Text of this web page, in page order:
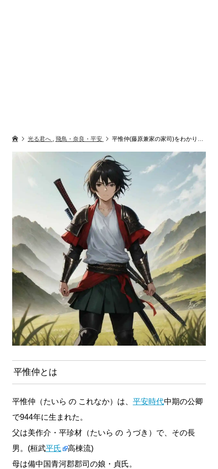
光る君へ , 飛鳥・奈良・平安 平惟仲(藤原兼家の家司)をわかりすやく1分で解説【光る君へ】地方出身だが異例の出世をした公卿
平惟仲とは
平惟仲（たいら の これなか）は、 平安時代中期の公卿
で944年に生まれた。
父は美作介・平珍材（たいら の うづき）で、その長
男。(桓武平氏
高棟流)
母は備中国青河郡郡司の娘・貞氏。